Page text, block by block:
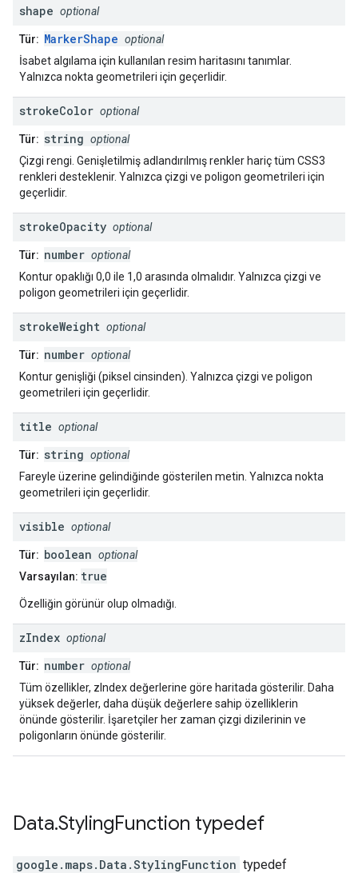
shape optional
Tür: MarkerShape optional
İsabet algılama için kullanılan resim haritasını tanımlar.
Yalnızca nokta geometrileri için geçerlidir.
strokeColor optional
Tür: string optional
Çizgi rengi. Genişletilmiş adlandırılmış renkler hariç tüm CSS3
renkleri desteklenir. Yalnızca çizgi ve poligon geometrileri için
geçerlidir.
strokeOpacity optional
Tür: number optional
Kontur opaklığı 0,0 ile 1,0 arasında olmalıdır. Yalnızca çizgi ve
poligon geometrileri için geçerlidir.
strokeWeight optional
Tür: number optional
Kontur genişliği (piksel cinsinden). Yalnızca çizgi ve poligon
geometrileri için geçerlidir.
title optional
Tür: string optional
Fareyle üzerine gelindiğinde gösterilen metin. Yalnızca nokta
geometrileri için geçerlidir.
visible optional
Tür: boolean optional
Varsayılan: true
Özelliğin görünür olup olmadığı.
zIndex optional
Tür: number optional
Tüm özellikler, zIndex değerlerine göre haritada gösterilir. Daha
yüksek değerler, daha düşük değerlere sahip özelliklerin
önünde gösterilir. İşaretçiler her zaman çizgi dizilerinin ve
poligonların önünde gösterilir.
Data.StylingFunction typedef
google.maps. Data.StylingFunction typedef